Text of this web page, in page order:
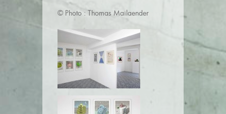
© Photo : Thomas Mailaender